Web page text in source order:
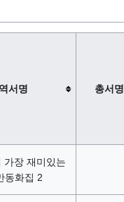
서명 총서명
가장 재미있는
동화집 2